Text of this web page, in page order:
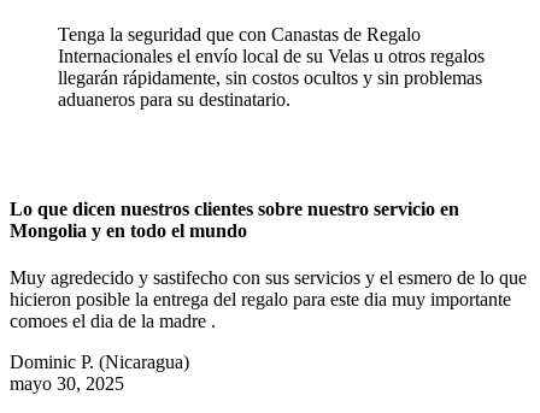
Tenga la seguridad que con Canastas de Regalo
Internacionales el envío local de su Velas u otros regalos
llegarán rápidamente, sin costos ocultos y sin problemas
aduaneros para su destinatario.
Lo que dicen nuestros clientes sobre nuestro servicio en
Mongolia y en todo el mundo
Muy agredecido y sastifecho con sus servicios y el esmero de lo que
hicieron posible la entrega del regalo para este dia muy importante
comoes el dia de la madre .
Dominic P. (Nicaragua)
mayo 30, 2025